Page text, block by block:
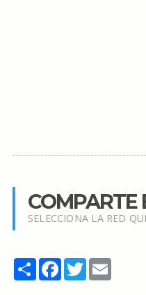
COMPARTE
SELECCIONA LA RED
Share Facebook
TwitterEmail